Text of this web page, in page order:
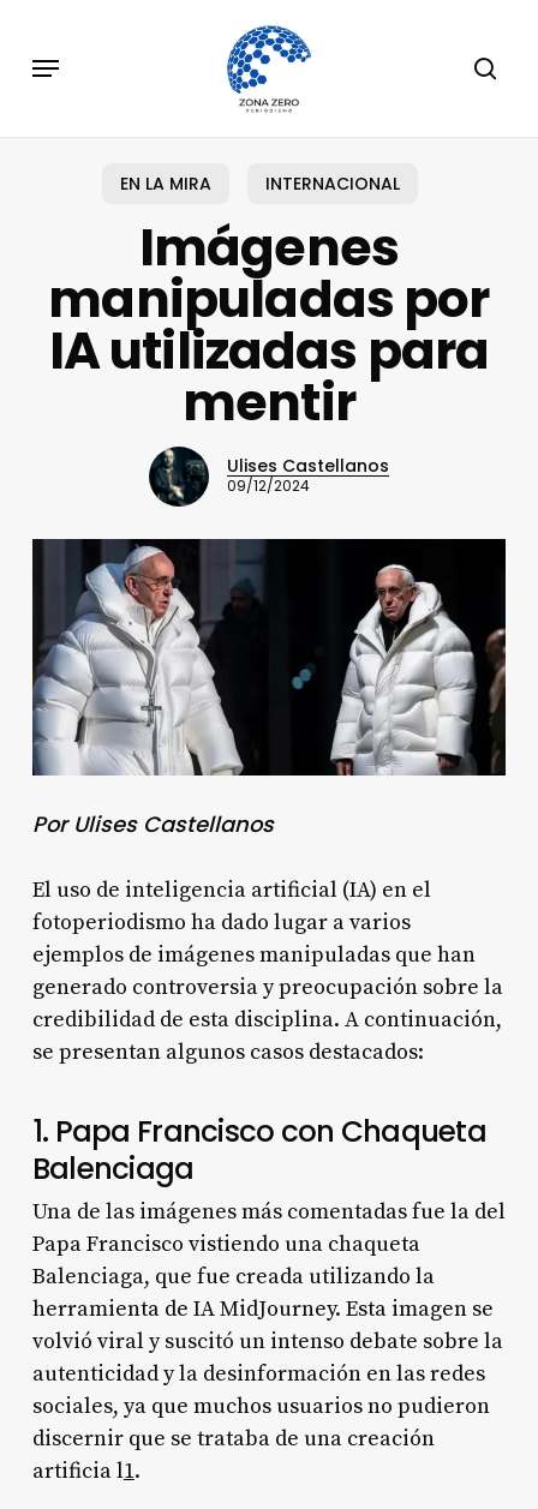
main
Menu
EN LA MIRA INTERNACIONAL
Imágenes
manipuladas por
IA utilizadas para
mentir
Ulises Castellanos
09/12/2024
Por Ulises Castellanos
El uso de inteligencia artificial (IA) en el
fotoperiodismo ha dado lugar a varios
ejemplos de imágenes manipuladas que han
generado controversia y preocupación sobre la
credibilidad de esta disciplina. A continuación,
se presentan algunos casos destacados:
1. Papa Francisco con Chaqueta
Balenciaga
Una de las imágenes más comentadas fue la del
Papa Francisco vistiendo una chaqueta
Balenciaga, que fue creada utilizando la
herramienta de IA MidJourney. Esta imagen se
volvió viral y suscitó un intenso debate sobre la
autenticidad y la desinformación en las redes
sociales, ya que muchos usuarios no pudieron
discernir que se trataba de una creación
artificia l1.